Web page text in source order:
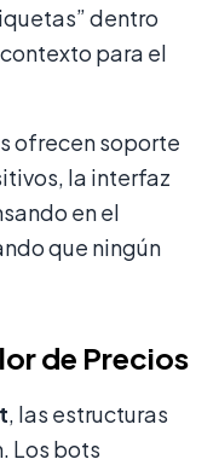
dentro
para el
ofrecen soporte
la interfaz
en el
que ningún
de Precios
, las estructuras
Los bots